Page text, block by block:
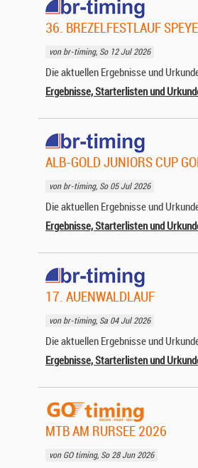
36. BREZELFESTLAUF
von br-timing, So 12 Jul 2026
Die aktuellen Ergebnisse und
Ergebnisse, Starterlisten und
ALB-GOLD JUNIORS CUP
von br-timing, So 05 Jul 2026
Die aktuellen Ergebnisse und
Ergebnisse, Starterlisten und
17. AUENWALDLAUF
von br-timing, Sa 04 Jul 2026
Die aktuellen Ergebnisse und
Ergebnisse, Starterlisten und
MTB AM RURSEE 2026
von GO timing, So 28 Jun 2026